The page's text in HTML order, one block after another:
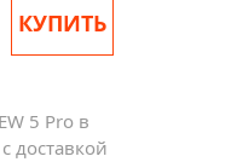
КУПИТЬ
5 Pro в
доставкой